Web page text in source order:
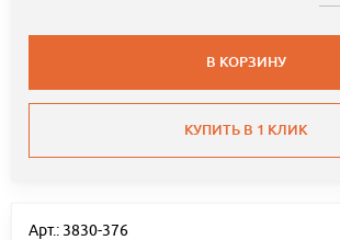
В КОРЗИНУ
КУПИТЬ В 1 КЛИК
Арт.: 3830-376